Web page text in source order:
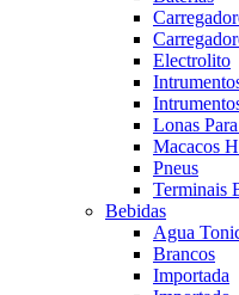
Electrolito
Lonas
Macacos
Pneus
Terminais
Bebidas
Agua
Brancos
Importada